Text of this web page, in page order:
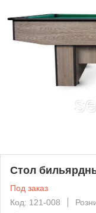
Стол
Под заказ
Код: 121-008